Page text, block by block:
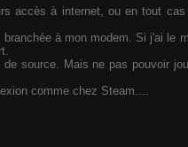
accès à internet, ou en tout
à mon modem. Si j'ai le
source. Mais ne pas pouvoir
comme chez Steam....